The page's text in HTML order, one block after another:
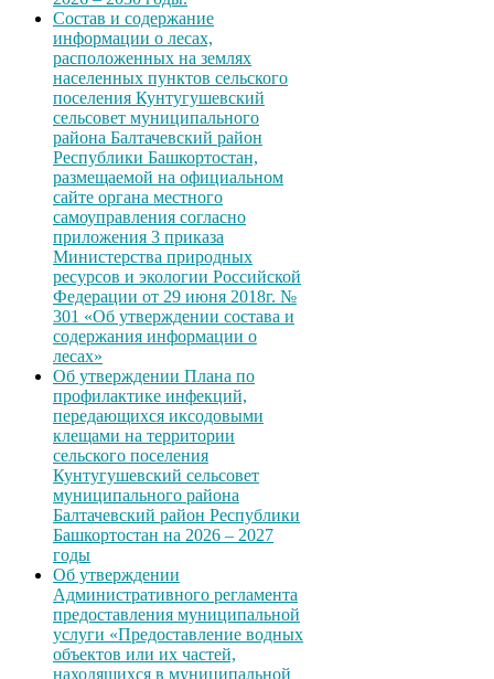
Состав и содержание
информации о лесах,
расположенных на землях
населенных пунктов сельского
поселения Кунтугушевский
сельсовет муниципального
района Балтачевский район
Республики Башкортостан,
размещаемой на официальном
сайте органа местного
самоуправления согласно
приложения 3 приказа
Министерства природных
ресурсов и экологии Российской
Федерации от 29 июня 2018г. №
301 «Об утверждении состава и
содержания информации о
лесах»
Об утверждении Плана по
профилактике инфекций,
передающихся иксодовыми
клещами на территории
сельского поселения
Кунтугушевский сельсовет
муниципального района
Балтачевский район Республики
Башкортостан на 2026 – 2027
годы
Об утверждении
Административного регламента
предоставления муниципальной
услуги «Предоставление водных
объектов или их частей,
находящихся в муниципальной